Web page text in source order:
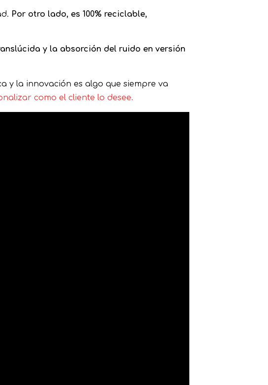
Por otro lado, es 100% reciclable,
y la absorción del ruido en versión
y la innovación es algo que siempre va
como el cliente lo desee.